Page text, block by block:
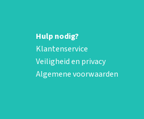
Hulp nodig?
Klantenservice
Veiligheid en privacy
Algemene voorwaarden